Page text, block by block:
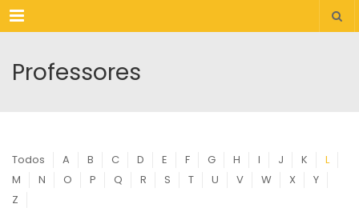
Menu
Professores
Todos A B C D E F G H I J K
L
M
N O P Q R S T U V W X
Y
Z